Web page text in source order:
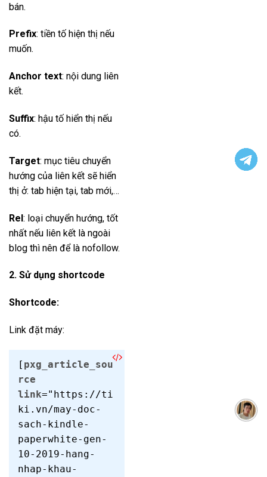
bán.
Prefix: tiền tố hiện thị nếu
muốn.
Anchor text: nội dung liên
kết.
Suffix: hậu tố hiển thị nếu
có.
Target: mục tiêu chuyển
hướng của liên kết sẽ hiển
thị ở: tab hiện tại, tab mới,…
Rel: loại chuyển hướng, tốt
nhất nếu liên kết là ngoài
blog thì nên để là nofollow.
2. Sử dụng shortcode
Shortcode:
Link đặt máy:
[ pxg_article_sou
rce
link="https://ti
ki.vn/may-doc-
sach-kindle-
paperwhite-gen-
10-2019-hang-
nhap-khau-